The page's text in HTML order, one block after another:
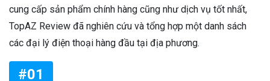
cung cấp sản phẩm chính hàng cũng như dịch vụ tốt nhất,
TopAZ Review đã nghiên cứu và tổng hợp một danh sách
các đại lý điện thoại hàng đầu tại địa phương.
#01